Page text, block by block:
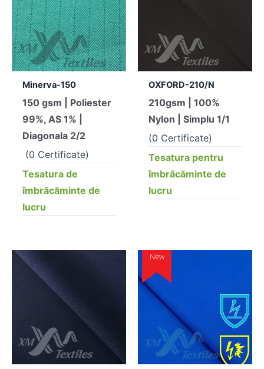
Minerva-150
150 gsm | Poliester
99%, AS 1% |
Diagonala 2/2
(0 Certificate)
Tesatura de
îmbrăcăminte de
lucru
OXFORD-210/N
210gsm | 100%
Nylon | Simplu 1/1
(0 Certificate)
Tesatura pentru
îmbrăcăminte de
lucru
New